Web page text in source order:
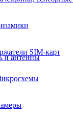
и антенны
SIM-карт